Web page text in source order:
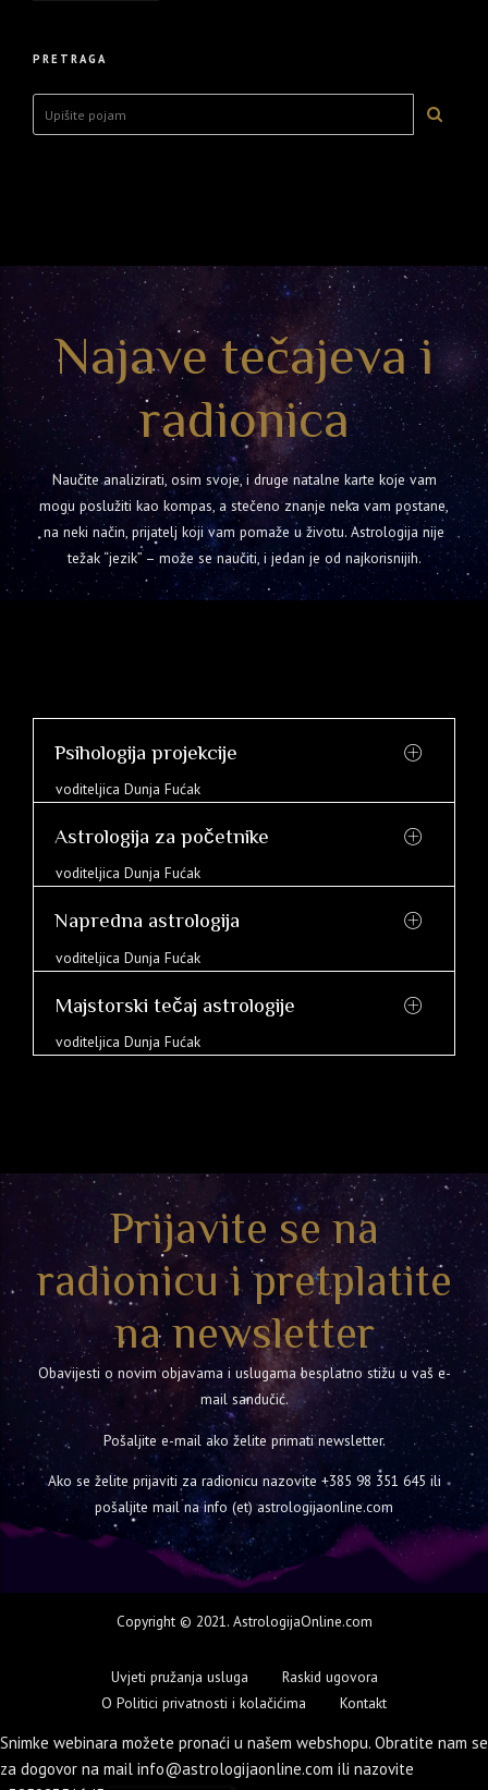
PRETRAGA
Najave tečajeva i
radionica
Naučite analizirati, osim svoje, i druge natalne karte koje vam
mogu poslužiti kao kompas, a stečeno znanje neka vam postane,
na neki način, prijatelj koji vam pomaže u životu. Astrologija nije
težak “jezik” – može se naučiti, i jedan je od najkorisnijih.
Psihologija projekcije
voditeljica Dunja Fućak
Astrologija za početnike
voditeljica Dunja Fućak
Napredna astrologija
voditeljica Dunja Fućak
Majstorski tečaj astrologije
voditeljica Dunja Fućak
Prijavite se na
radionicu i pretplatite
na newsletter
Obavijesti o novim objavama i uslugama besplatno stižu u vaš e-
mail sandučić.
Pošaljite e-mail ako želite primati newsletter.
Ako se želite prijaviti za radionicu nazovite +385 98 351 645 ili
pošaljite mail na info (et) astrologijaonline.com
Copyright © 2021. AstrologijaOnline.com
Uvjeti pružanja usluga
Raskid ugovora
O Politici privatnosti i kolačićima
Kontakt
Snimke webinara možete pronaći u našem webshopu. Obratite nam se
za dogovor na mail info@astrologijaonline.com ili nazovite